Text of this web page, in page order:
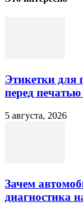
Этикетки для
перед
5 августа, 2026
Зачем
диагностика